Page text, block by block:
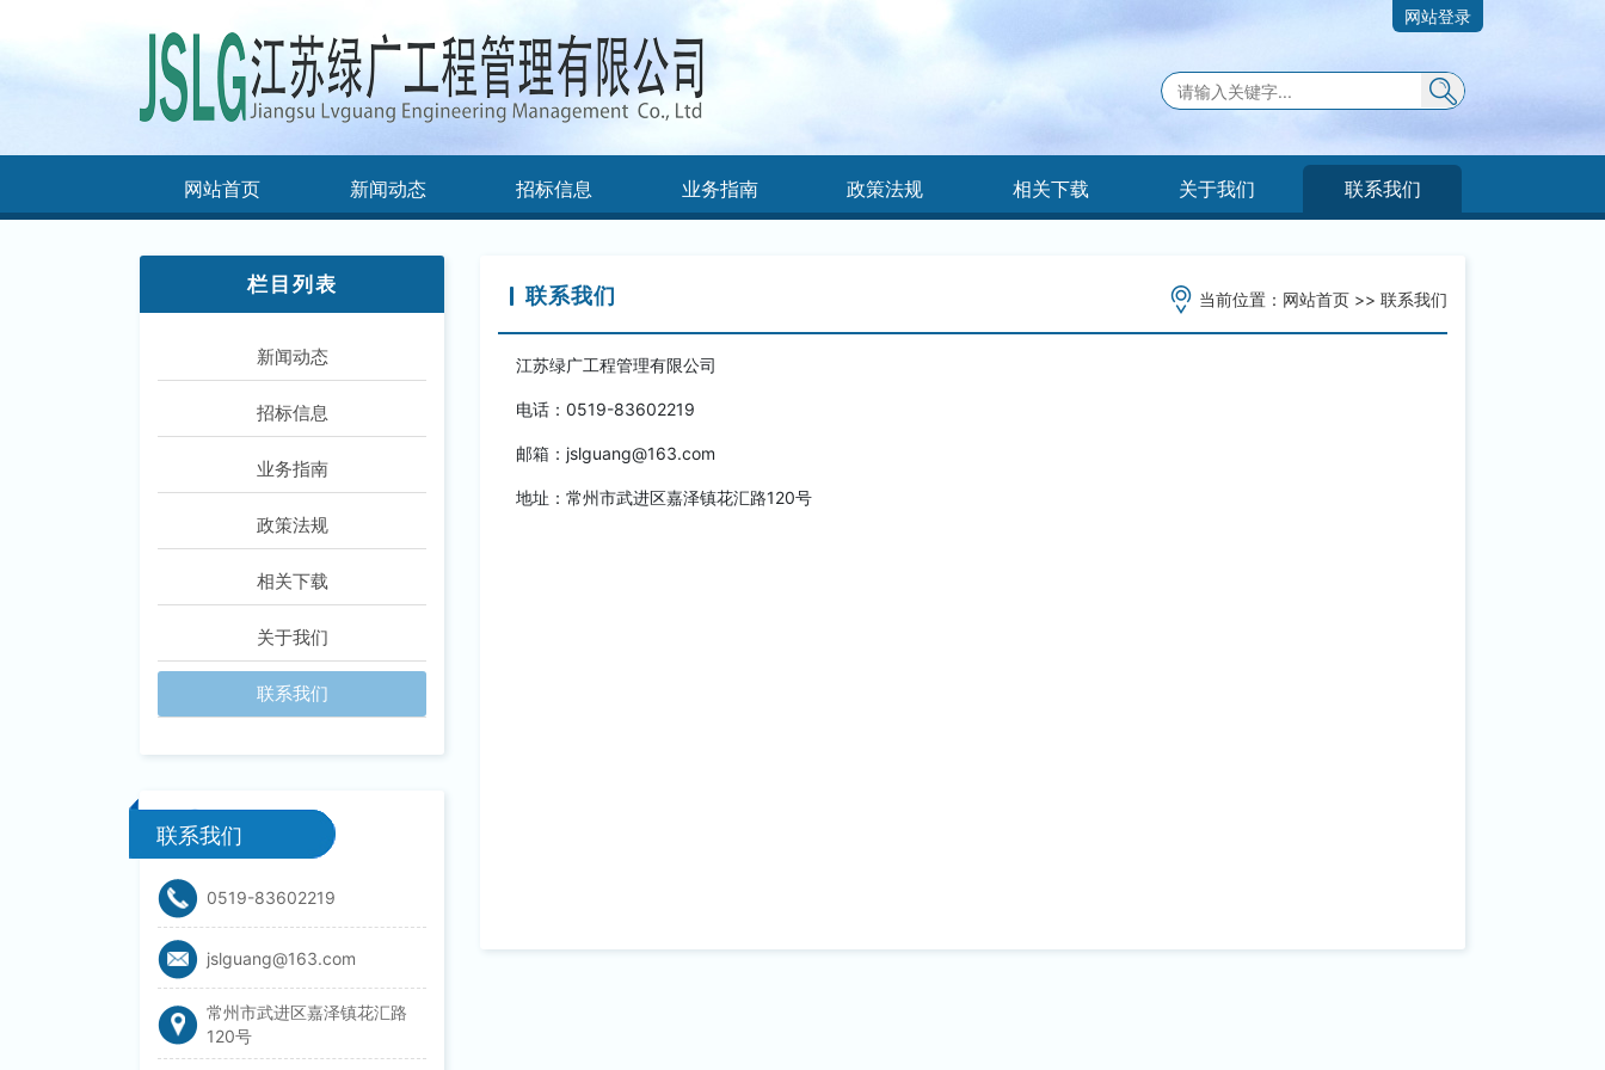
网站登录
网站首页 新闻动态 招标信息 业务指南 政策法规 相关下载 关于我们 联系我们
栏目列表
新闻动态
招标信息
业务指南
政策法规
相关下载
关于我们
联系我们
联系我们
0519-83602219
jslguang@163.com
常州市武进区嘉泽镇花汇路
120号
联系我们 当前位置： 网站首页 >> 联系我们
江苏绿广工程管理有限公司
电话：0519-83602219
邮箱：jslguang@163.com
地址：常州市武进区嘉泽镇花汇路120号